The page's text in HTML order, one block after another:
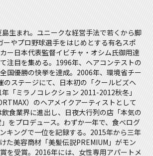
生まれ。ユニークな経営手法で若くから脚
ーやプロ野球選手をはじめとする有名スポ
ー日本代表監督イビチャ・オシム氏御用達
注目を集める。1996年、ヘアコンテストの
国優勝の快挙を達成。2006年、環境省チー
のステージにて、日本初の「クールビズヘ
「ミラノコレクション 2011-2012秋冬」
）のヘアメイクアーティストとして
食業界に進出し、日夜大行列の店「本気の
をプロデュース。わずか一年で、食べログ
キングで一位を記録する。2015年から三年
た美容商材「美髪伝説PREMIUM」がモン
を受賞。2016年には、女性専用アパートメ